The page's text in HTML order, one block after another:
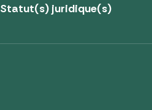
Statut(s) juridique(s)